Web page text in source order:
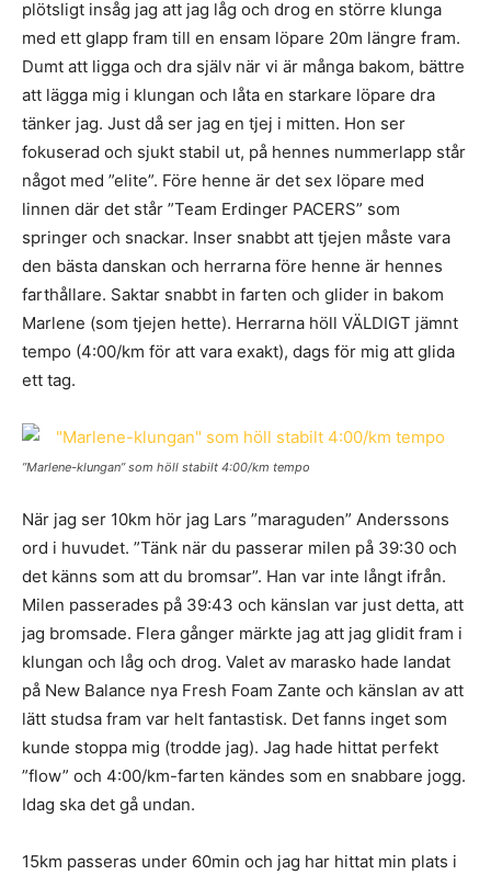
plötsligt insåg jag att jag låg och drog en större klunga
med ett glapp fram till en ensam löpare 20m längre fram.
Dumt att ligga och dra själv när vi är många bakom, bättre
att lägga mig i klungan och låta en starkare löpare dra
tänker jag. Just då ser jag en tjej i mitten. Hon ser
fokuserad och sjukt stabil ut, på hennes nummerlapp står
något med ”elite”. Före henne är det sex löpare med
linnen där det står ”Team Erdinger PACERS” som
springer och snackar. Inser snabbt att tjejen måste vara
den bästa danskan och herrarna före henne är hennes
farthållare. Saktar snabbt in farten och glider in bakom
Marlene (som tjejen hette). Herrarna höll VÄLDIGT jämnt
tempo (4:00/km för att vara exakt), dags för mig att glida
ett tag.
”Marlene-klungan” som höll stabilt 4:00/km tempo
När jag ser 10km hör jag Lars ”maraguden” Anderssons
ord i huvudet. ”Tänk när du passerar milen på 39:30 och
det känns som att du bromsar”. Han var inte långt ifrån.
Milen passerades på 39:43 och känslan var just detta, att
jag bromsade. Flera gånger märkte jag att jag glidit fram i
klungan och låg och drog. Valet av marasko hade landat
på New Balance nya Fresh Foam Zante och känslan av att
lätt studsa fram var helt fantastisk. Det fanns inget som
kunde stoppa mig (trodde jag). Jag hade hittat perfekt
”flow” och 4:00/km-farten kändes som en snabbare jogg.
Idag ska det gå undan.
15km passeras under 60min och jag har hittat min plats i